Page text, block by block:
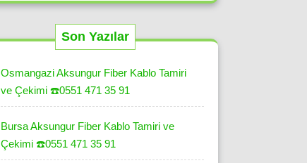
Son Yazılar
Osmangazi Aksungur Fiber Kablo Tamiri
ve Çekimi ☎️0551 471 35 91
Bursa Aksungur Fiber Kablo Tamiri ve
Çekimi ☎️0551 471 35 91